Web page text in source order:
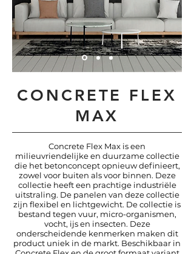
CONCRETE FLEX
MAX
Concrete Flex Max is een
milieuvriendelijke en duurzame collectie
die het betonconcept opnieuw definieert,
zowel voor buiten als voor binnen. Deze
collectie heeft een prachtige industriële
uitstraling. De panelen van deze collectie
zijn flexibel en lichtgewicht. De collectie is
bestand tegen vuur, micro-organismen,
vocht, ijs en insecten. Deze
onderscheidende kenmerken maken dit
product uniek in de markt. Beschikbaar in